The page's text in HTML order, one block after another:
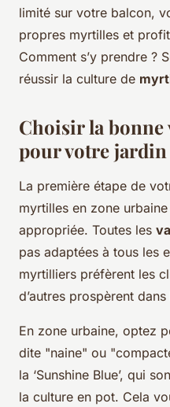
limité sur votre balcon,
propres myrtilles et
Comment s’y prendre ?
réussir la culture de
Choisir la
pour votre
La première étape de
myrtilles en zone
appropriée. Toutes les
pas adaptées à tous les
myrtilliers préfèrent les
d’autres prospèrent
En zone urbaine, optez
dite "naine" ou
la ‘Sunshine Blue’, qui
la culture en pot. Cela